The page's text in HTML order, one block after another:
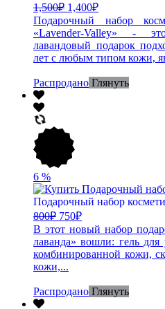
1,500₽ 1,400₽
Подарочный набор
«Lavender-Valley» -
лавандовый подарок
лет с любым типом кожи,
Распродано Глянуть
6 %
Подарочный набор
800₽ 750₽
В этот новый набор
лаванда» вошли: гель
комбинированной кожи,
кожи,...
Распродано Глянуть